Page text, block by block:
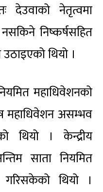
देउवाको नेतृत्वमा
निष्कर्षसहित
थियो ।
महाधिवेशनको
महाधिवेशन असम्भव
। केन्द्रीय
साता नियमित
गरिसकेको थियो ।